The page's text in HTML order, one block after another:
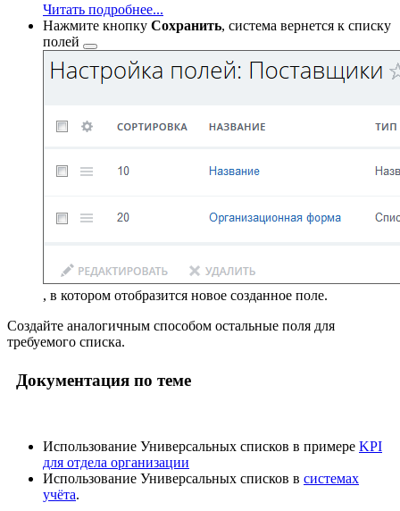
Читать подробнее...
Нажмите кнопку Сохранить, система вернется к списку
полей
, в котором отобразится новое созданное поле.
Создайте аналогичным способом остальные поля для
требуемого списка.
Документация по теме
Использование Универсальных списков в примере KPI
для отдела организации
Использование Универсальных списков в системах
учёта.